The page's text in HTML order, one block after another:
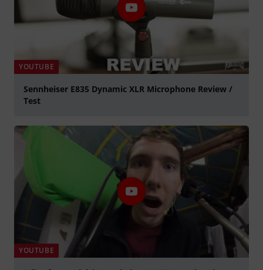
YOUTUBE
Sennheiser E835 Dynamic XLR Microphone Review /
Test
YOUTUBE